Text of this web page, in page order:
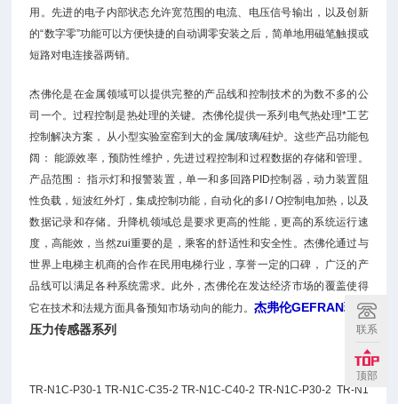
用。先进的电子内部状态允许宽范围的电流、电压信号输出，以及创新
的“数字零”功能可以方便快捷的自动调零安装之后，简单地用磁笔触摸或
短路对电连接器两销。
杰佛伦是在金属领域可以提供完整的产品线和控制技术的为数不多的公
司一个。过程控制是热处理的关键。杰佛伦提供一系列电气热处理*工艺
控制解决方案， 从小型实验室窑到大的金属/玻璃/硅炉。这些产品功能包
阔： 能源效率，预防性维护，先进过程控制和过程数据的存储和管理。
产品范围： 指示灯和报警装置，单一和多回路PID控制器，动力装置阻
性负载，短波红外灯，集成控制功能，自动化的多I / O控制电加热，以及
数据记录和存储。升降机领域总是要求更高的性能，更高的系统运行速
度，高能效，当然zui重要的是，乘客的舒适性和安全性。杰佛伦通过与
世界上电梯主机商的合作在民用电梯行业，享誉一定的口碑， 广泛的产
品线可以满足各种系统需求。此外，杰佛伦在发达经济市场的覆盖使得
它在技术和法规方面具备预知市场动向的能力。 杰弗伦GEFRAN现货
压力传感器系列
TR-N1C-P30-1 TR-N1C-C35-2 TR-N1C-C40-2 TR-N1C-P30-2 TR-N1
联系
顶部